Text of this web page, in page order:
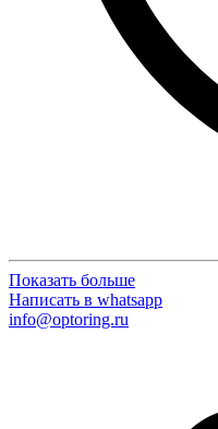
Показать больше
Написать в whatsapp
info@optoring.ru